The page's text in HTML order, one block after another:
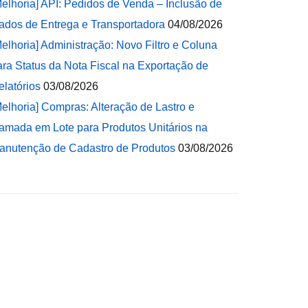
API: Pedidos de Venda – Inclusão de
de Entrega e Transportadora 04/08/2026
Administração: Novo Filtro e Coluna
Status da Nota Fiscal na Exportação de
03/08/2026
Compras: Alteração de Lastro e
em Lote para Produtos Unitários na
de Cadastro de Produtos 03/08/2026